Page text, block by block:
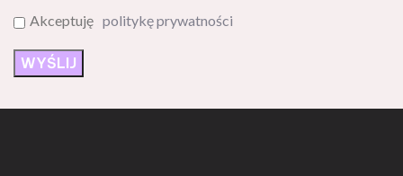
Akceptuję politykę prywatności